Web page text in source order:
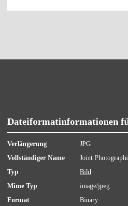
Dateiformatinformationen
Verlängerung
JPG
Vollständiger Name
Joint
Typ
Bild
Mime Typ
image/jpeg
Format
Binary